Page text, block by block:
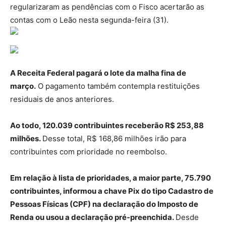
regularizaram as pendências com o Fisco acertarão as
contas com o Leão nesta segunda-feira (31).
A Receita Federal pagará o lote da malha fina de
março. O pagamento também contempla restituições
residuais de anos anteriores.
Ao todo, 120.039 contribuintes receberão R$ 253,88
milhões. Desse total, R$ 168,86 milhões irão para
contribuintes com prioridade no reembolso.
Em relação à lista de prioridades, a maior parte, 75.790
contribuintes, informou a chave Pix do tipo Cadastro de
Pessoas Físicas (CPF) na declaração do Imposto de
Renda ou usou a declaração pré-preenchida. Desde